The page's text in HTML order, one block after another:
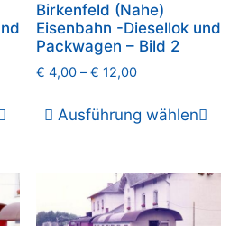
Birkenfeld (Nahe)
Eisenbahn -Diesellok und
Packwagen – Bild 2
€ 4,00–€ 12,00
Ausführung wählen